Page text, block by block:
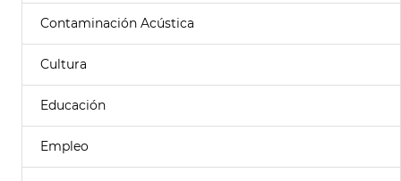
Contaminación Acústica
Cultura
Educación
Empleo